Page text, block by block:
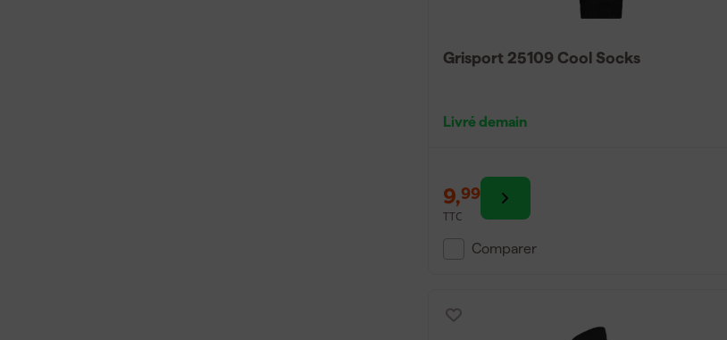
Grisport 25109 Cool Socks
Livré demain
9,99
TTC
Comparer